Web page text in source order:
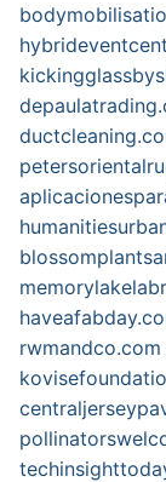
rwmandco.com